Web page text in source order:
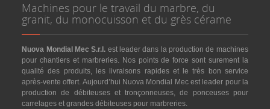
Machines pour le travail du marbre, du
granit, du monocuisson et du grès cérame
Nuova Mondial Mec S.r.l. est leader dans la production de machines
pour chantiers et marbreries. Nos points de force sont surement la
qualité des produits, les livraisons rapides et le très bon service
après-vente offert. Aujourd’hui Nuova Mondial Mec est leader pour la
production de débiteuses et tronçonneuses, de ponceuses pour
carrelages et grandes débiteuses pour marbreries.